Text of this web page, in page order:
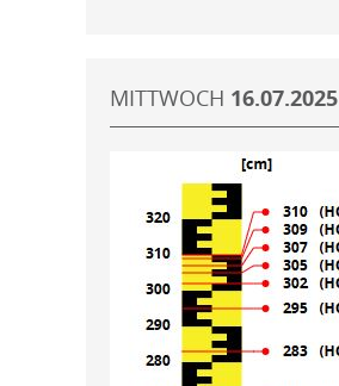
MITTWOCH 16.07.2025